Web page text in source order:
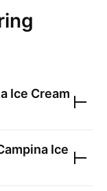
Ice Cream
Ice